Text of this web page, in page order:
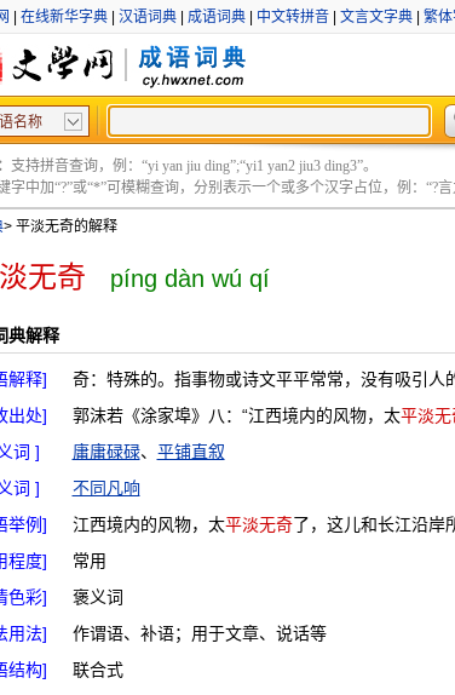
在线新华字典| 汉语词典| 成语词典| 中文转拼音| 文言文字典| 繁
名称
支持拼音查询，例：“yi yan jiu ding”;“yi1 yan2 jiu3 ding3”。
字中加“?”或“*”可模糊查询，分别表示一个或多个汉字占位，例：“?言
>平淡无奇的解释
无奇 píng dàn wú qí
典解释
解释]
奇：特殊的。指事物或诗文平平常常，没有吸引人
出处]
郭沫若《涂家埠》八：“江西境内的风物，太平淡无
词 ]
庸庸碌碌、 平铺直叙
词 ]
不同凡响
举例]
江西境内的风物，太平淡无奇了，这儿和长江沿岸
程度]
常用
色彩]
褒义词
用法]
作谓语、补语；用于文章、说话等
结构]
联合式